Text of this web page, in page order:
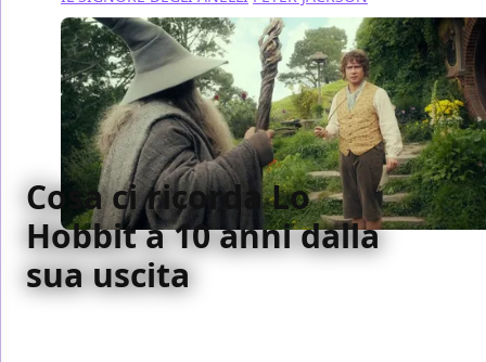
Cosa ci ricorda Lo
Hobbit a 10 anni dalla
sua uscita